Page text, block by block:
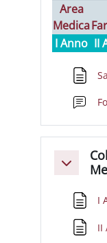
Area
Medica
I Anno II
I
II